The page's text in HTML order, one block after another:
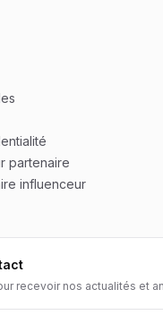
partenaire
influenceur
recevoir nos actualités et